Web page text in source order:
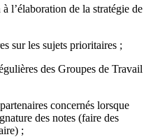
de la stratégie de
sur les sujets prioritaires ;
des Groupes de Travail
concernés lorsque
des notes (faire des
;